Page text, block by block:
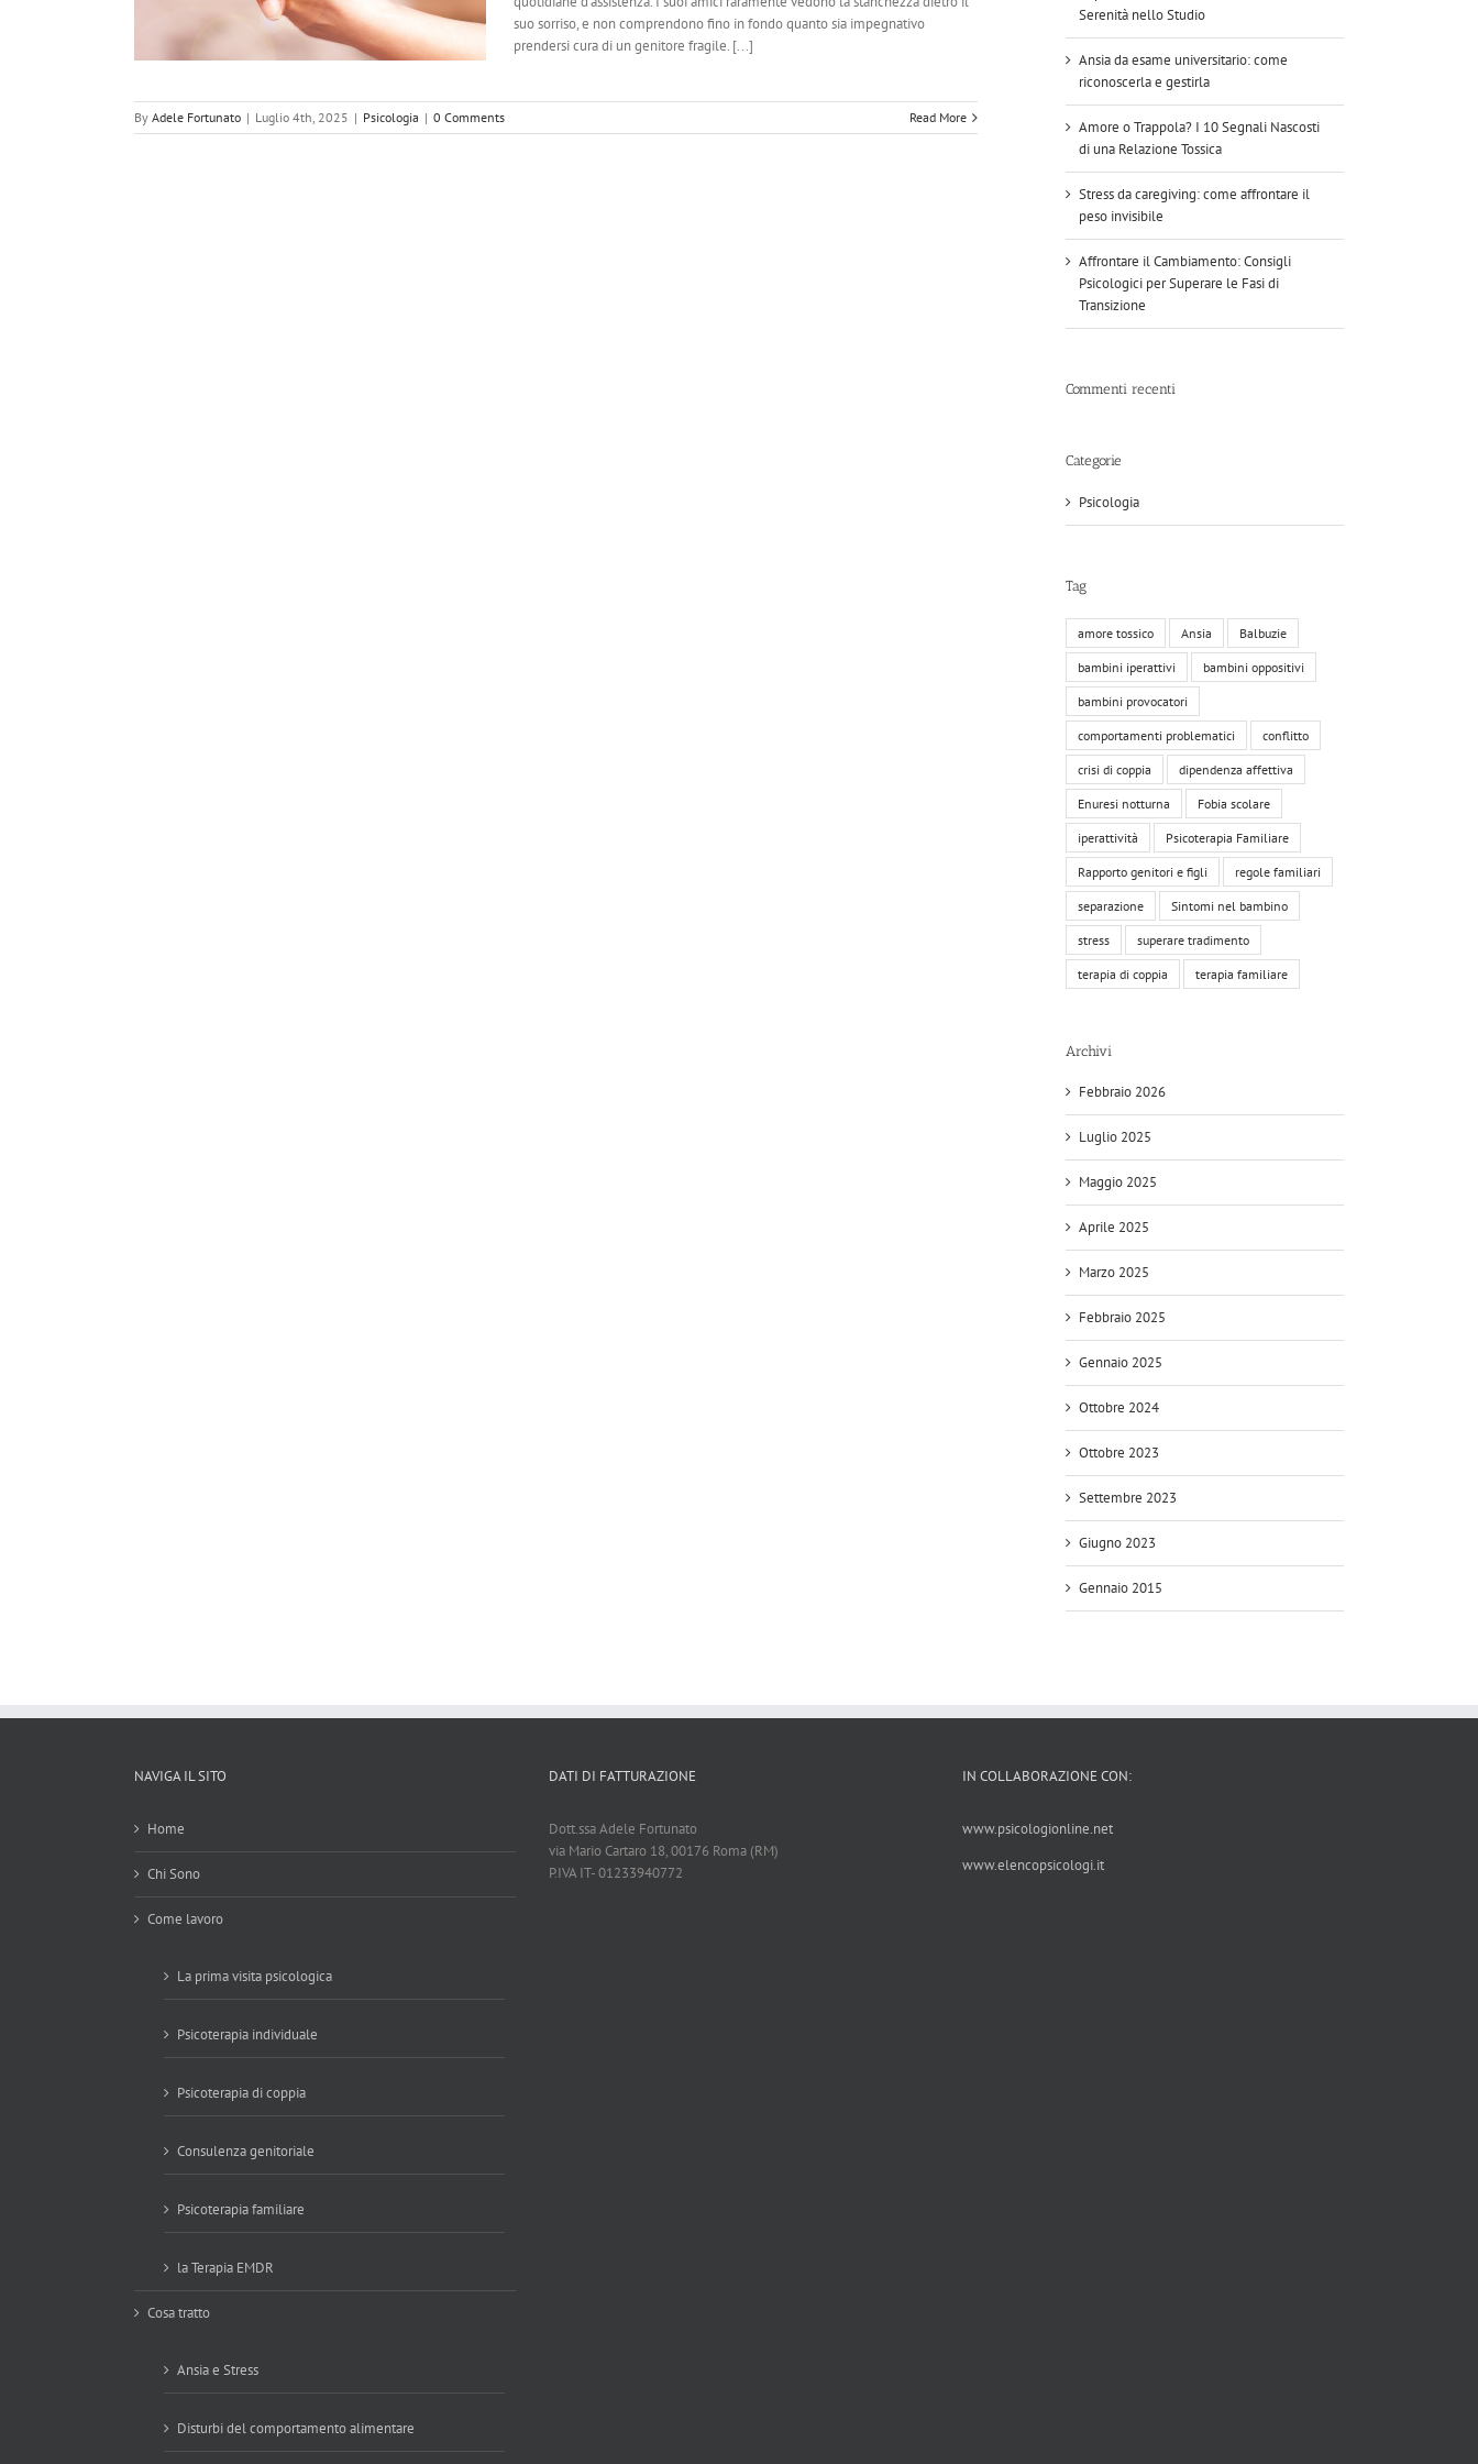
suo sorriso, e non comprendono fino in fondo quanto sia impegnativo
prendersi cura di un genitore fragile. [...]
By Adele Fortunato | Luglio 4th, 2025 | Psicologia | 0 Comments Read More
Serenità nello Studio
Ansia da esame universitario: come
riconoscerla e gestirla
Amore o Trappola? I 10 Segnali Nascosti
di una Relazione Tossica
Stress da caregiving: come affrontare il
peso invisibile
Affrontare il Cambiamento: Consigli
Psicologici per Superare le Fasi di
Transizione
Commenti recenti
Categorie
Psicologia
Tag
amore tossico Ansia Balbuzie
bambini iperattivi bambini oppositivi
bambini provocatori
comportamenti problematici conflitto
crisi di coppia dipendenza affettiva
Enuresi notturna Fobia scolare
iperattività Psicoterapia Familiare
Rapporto genitori e figli regole familiari
separazione Sintomi nel bambino
stress superare tradimento
terapia di coppia terapia familiare
Archivi
Febbraio 2026
Luglio 2025
Maggio 2025
Aprile 2025
Marzo 2025
Febbraio 2025
Gennaio 2025
Ottobre 2024
Ottobre 2023
Settembre 2023
Giugno 2023
Gennaio 2015
NAVIGA IL SITO
Home
Chi Sono
Come lavoro
La prima visita psicologica
Psicoterapia individuale
Psicoterapia di coppia
Consulenza genitoriale
Psicoterapia familiare
la Terapia EMDR
Cosa tratto
Ansia e Stress
Disturbi del comportamento alimentare
DATI DI FATTURAZIONE
Dott.ssa Adele Fortunato
via Mario Cartaro 18, 00176 Roma (RM)
P.IVA IT- 01233940772
IN COLLABORAZIONE CON:
www.psicologionline.net
www.elencopsicologi.it